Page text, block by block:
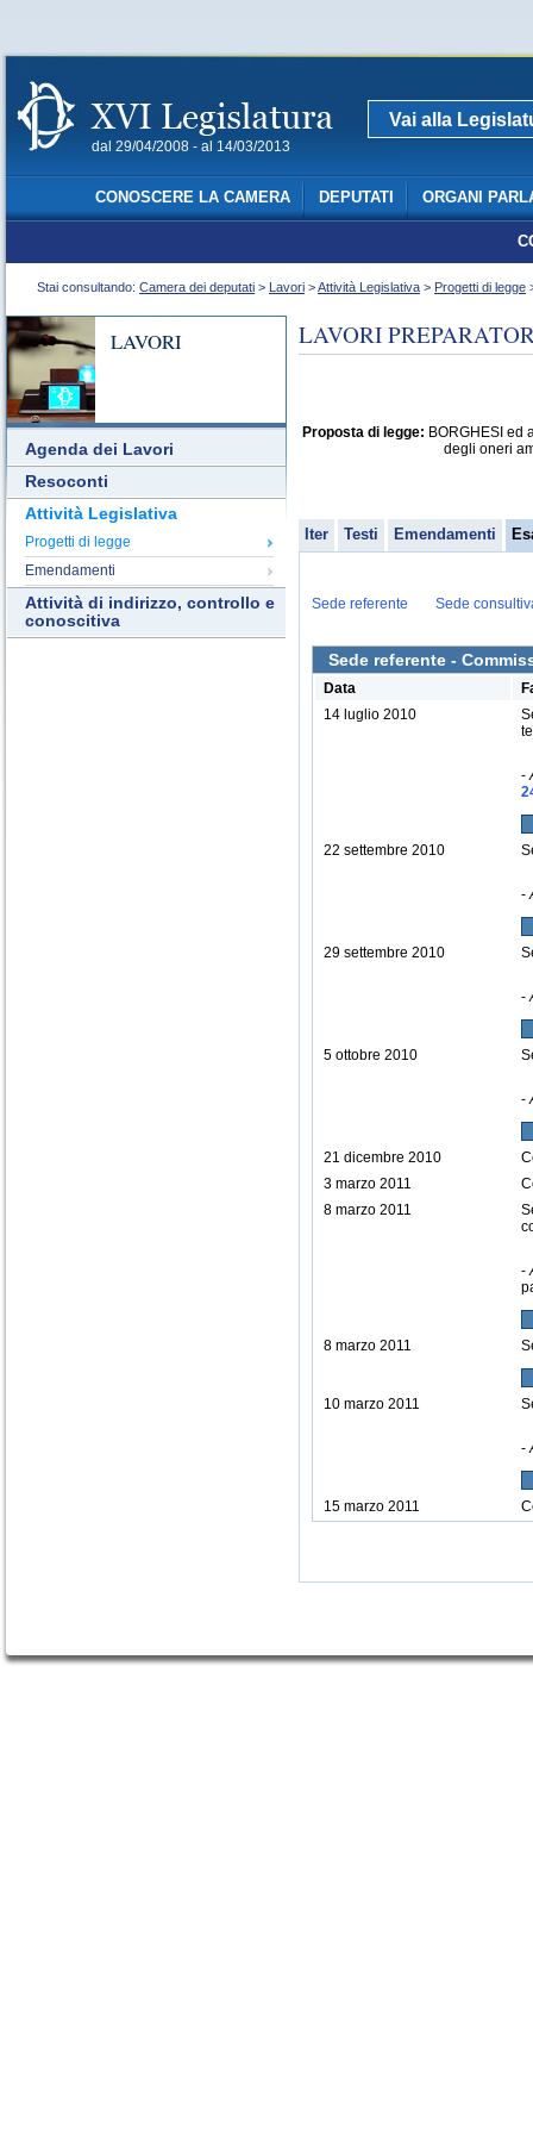
dal 29/04/2008 - al 14/03/2013
Vai alla
CONOSCERE LA CAMERA DEPUTATI ORGANI
Stai consultando: Camera dei deputati > Lavori >Attività Legislativa > Progetti di legge
LAVORI
Agenda dei Lavori
Resoconti
Attività Legislativa
Progetti di legge
Emendamenti
Attività di indirizzo, controllo e
conoscitiva
LAVORI
Proposta di legge: BORGHESI ed
degli oneri
Iter Testi Emendamenti
Sede referente Sede
Sede referente -
Data
14 luglio 2010
-
22 settembre 2010
-
29 settembre 2010
-
5 ottobre 2010
-
21 dicembre 2010
3 marzo 2011
8 marzo 2011
-
8 marzo 2011
10 marzo 2011
-
15 marzo 2011